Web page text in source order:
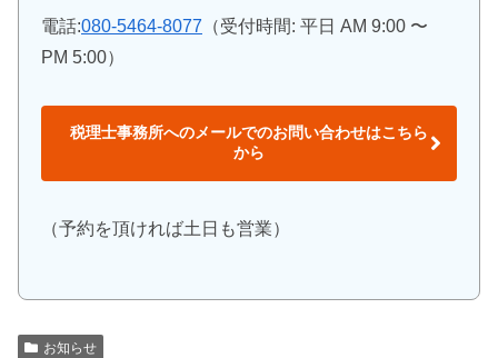
電話:080-5464-8077 （受付時間: 平日 AM 9:00 〜
PM 5:00）
税理士事務所へのメールでのお問い合わせはこちら
から
（予約を頂ければ土日も営業）
お知らせ